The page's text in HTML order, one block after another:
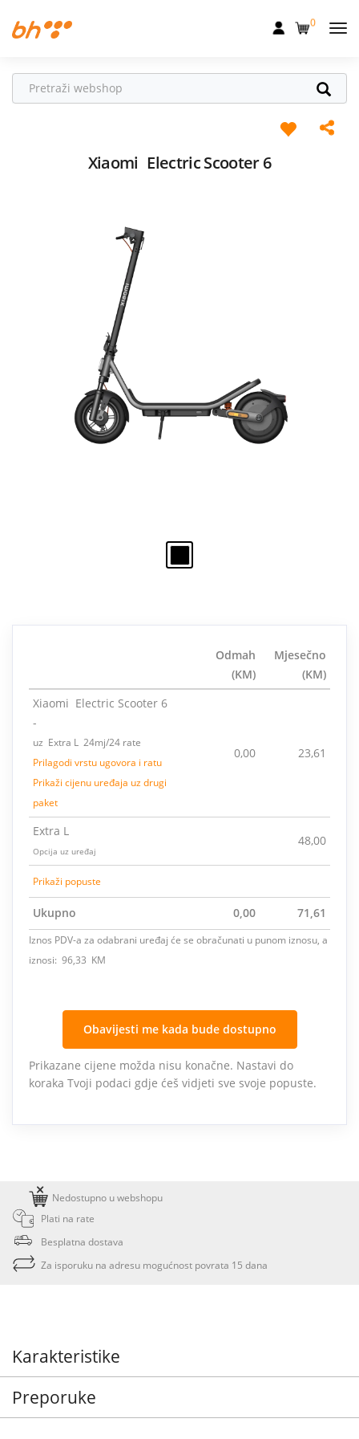
Fiksna
0
Xiaomi Electric Scooter 6
Odmah
(KM)
Mjesečno
(KM)
Xiaomi Electric Scooter 6
-
uz Extra L 24mj/24 rate
Prilagodi vrstu ugovora i ratu
Prikaži cijenu uređaja uz drugi
paket
0,00 23,61
Extra L
Opcija uz uređaj
48,00
Prikaži popuste
Ukupno 0,00 71,61
Iznos PDV-a za odabrani uređaj će se obračunati u punom iznosu, a
iznosi: 96,33 KM
Obavijesti me kada bude dostupno
Prikazane cijene možda nisu konačne. Nastavi do
koraka Tvoji podaci gdje ćeš vidjeti sve svoje popuste.
Nedostupno u webshopu
Plati na rate
Besplatna dostava
Za isporuku na adresu mogućnost povrata 15 dana
Karakteristike
Preporuke